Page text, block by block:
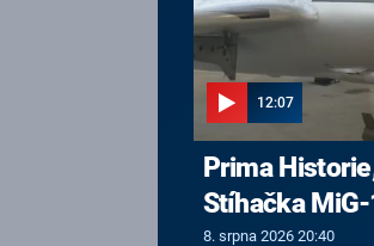
12:07
Prima
Stíhačka
8. srpna 2026 20:40